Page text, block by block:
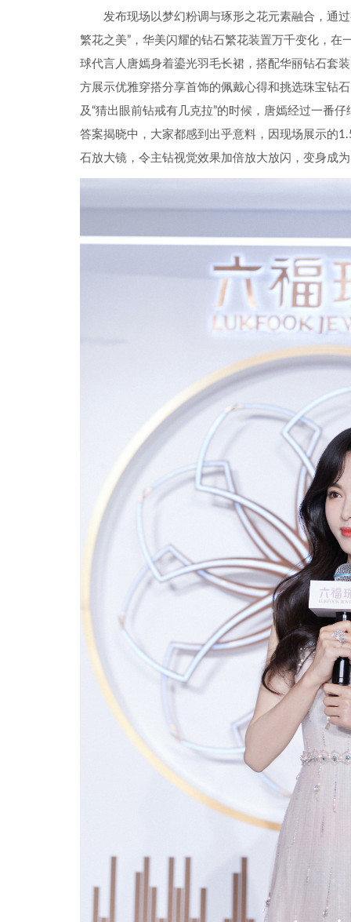
发布现场以梦幻粉调与琢形之花元素融合，通
繁花之美”，华美闪耀的钻石繁花装置万千变化，
球代言人唐嫣身着鎏光羽毛长裙，搭配华丽钻石套
方展示优雅穿搭分享首饰的佩戴心得和挑选珠宝钻
及“猜出眼前钻戒有几克拉”的时候，唐嫣经过一番
答案揭晓中，大家都感到出乎意料，因现场展示的
石放大镜，令主钻视觉效果加倍放大放闪，变身成